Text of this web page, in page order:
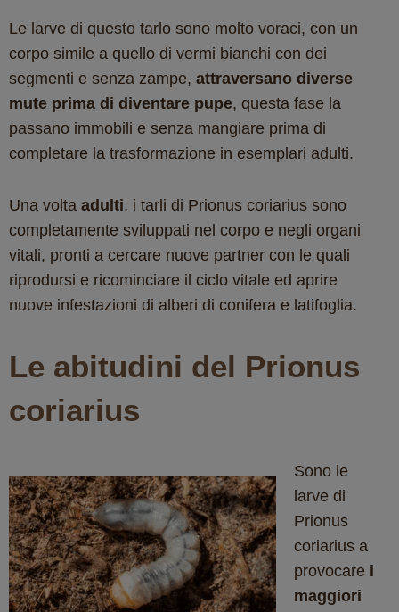
Le larve di questo tarlo sono molto voraci, con un
corpo simile a quello di vermi bianchi con dei
segmenti e senza zampe, attraversano diverse
mute prima di diventare pupe, questa fase la
passano immobili e senza mangiare prima di
completare la trasformazione in esemplari adulti.
Una volta adulti, i tarli di Prionus coriarius sono
completamente sviluppati nel corpo e negli organi
vitali, pronti a cercare nuove partner con le quali
riprodursi e ricominciare il ciclo vitale ed aprire
nuove infestazioni di alberi di conifera e latifoglia.
Le abitudini del Prionus
coriarius
Sono le
larve di
Prionus
coriarius a
provocare i
maggiori